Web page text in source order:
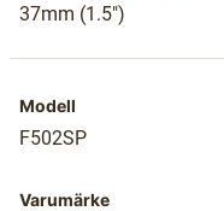
37mm (1.5")
Modell
F502SP
Varumärke